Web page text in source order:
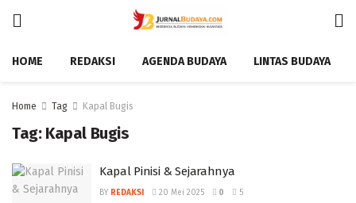
HOME REDAKSI AGENDA BUDAYA LINTAS BUDAYA
Home Tag Kapal Bugis
Tag: Kapal Bugis
Kapal Pinisi & Sejarahnya
BY REDAKSI 20 Mei 2025 0 5